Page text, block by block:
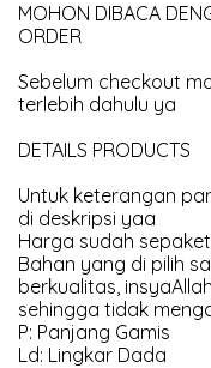
MOHON DIBACA
ORDER
Sebelum checkout
terlebih dahulu ya
DETAILS PRODUCTS
Untuk keterangan
di deskripsi yaa
Harga sudah
Bahan yang di pilih
berkualitas,
sehingga tidak
P: Panjang Gamis
Ld: Lingkar Dada